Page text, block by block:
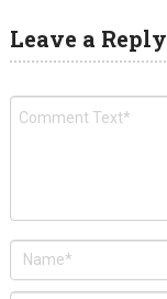
Leave a Reply